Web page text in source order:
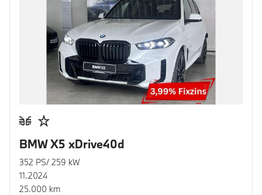
BMW X5 xDrive40d
352 PS/ 259 kW
11.2024
25.000 km